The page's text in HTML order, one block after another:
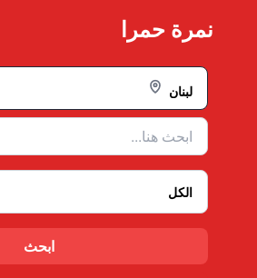
نمرة حمرا